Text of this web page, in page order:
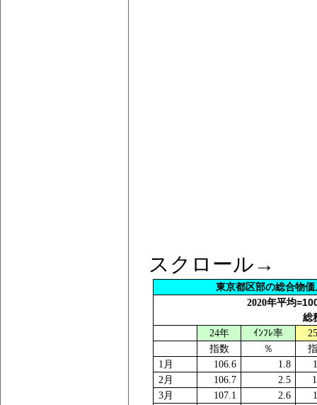
スクロール→
東京都区部の総合物価
2020年平均
総
24年 ｲﾝﾌﾚ率
25
指数
％
1 月 106.6 1.8
2月 106.7 2.5
3月 107.1 2.6